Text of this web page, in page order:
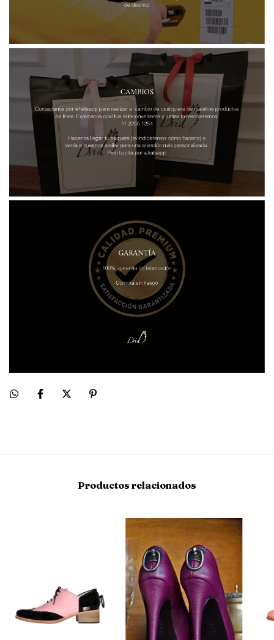
Productos relacionados